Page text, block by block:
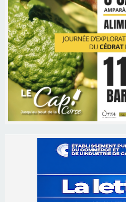
06/08/2026 15:57
Ucciani – Marché des